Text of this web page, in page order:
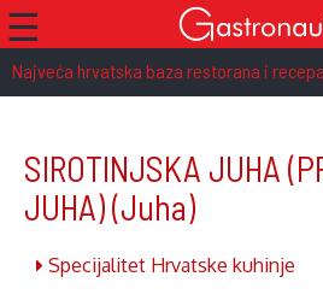
☰
Najveća hrvatska baza restorana i
SIROTINJSKA JUHA
JUHA)(Juha)
Specijalitet Hrvatske kuhinje